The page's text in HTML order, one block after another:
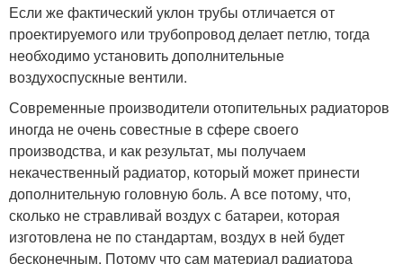
Если же фактический уклон трубы отличается от
проектируемого или трубопровод делает петлю, тогда
необходимо установить дополнительные
воздухоспускные вентили.
Современные производители отопительных радиаторов
иногда не очень совестные в сфере своего
производства, и как результат, мы получаем
некачественный радиатор, который может принести
дополнительную головную боль. А все потому, что,
сколько не стравливай воздух с батареи, которая
изготовлена не по стандартам, воздух в ней будет
бесконечным. Потому что сам материал радиатора